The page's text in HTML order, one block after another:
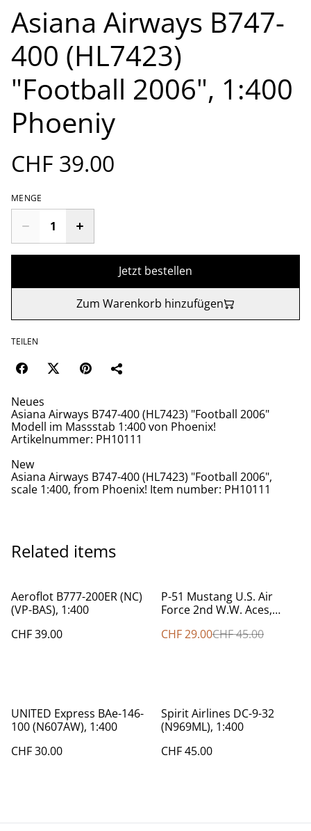
Asiana Airways B747-
400 (HL7423)
"Football 2006", 1:400
Phoeniy
CHF 39.00
MENGE
Jetzt bestellen
Zum Warenkorb hinzufügen
TEILEN
Neues
Asiana Airways B747-400 (HL7423) "Football 2006"
Modell im Massstab 1:400 von Phoenix!
Artikelnummer: PH10111
New
Asiana Airways B747-400 (HL7423) "Football 2006",
scale 1:400, from Phoenix! Item number: PH10111
Related items
Aeroflot B777-200ER (NC)
(VP-BAS), 1:400
CHF 39.00
%
P-51 Mustang U.S. Air
Force 2nd W.W. Aces,
CHF 29.00CHF 45.00
UNITED Express BAe-146-
100 (N607AW), 1:400
CHF 30.00
Spirit Airlines DC-9-32
(N969ML), 1:400
CHF 45.00